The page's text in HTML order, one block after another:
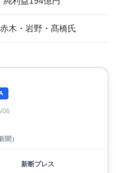
木・岩野・髙橋氏
06
聞）
新断プレス